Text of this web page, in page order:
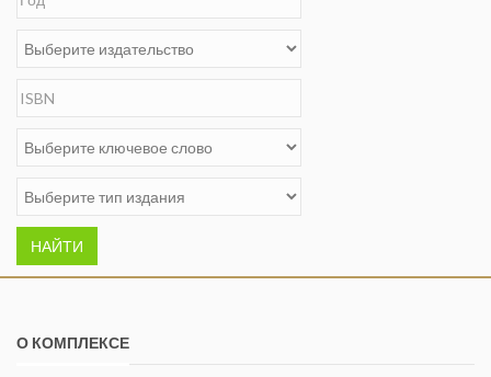
НАЙТИ
О КОМПЛЕКСЕ